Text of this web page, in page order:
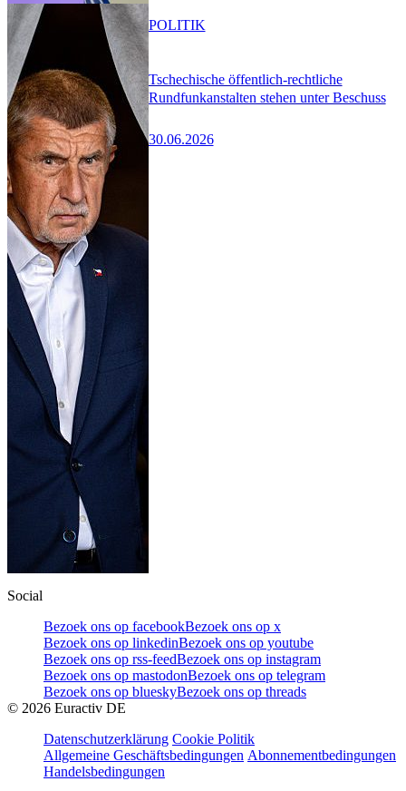
Tschechische öffentlich-rechtliche
Rundfunkanstalten stehen unter Beschuss
30.06.2026
POLITIK
Social
Bezoek ons op facebookBezoek ons op x
Bezoek ons op linkedinBezoek ons op youtube
Bezoek ons op rss-feedBezoek ons op instagram
Bezoek ons op mastodonBezoek ons op telegram
Bezoek ons op blueskyBezoek ons op threads
© 2026 Euractiv DE
Datenschutzerklärung Cookie Politik
Allgemeine Geschäftsbedingungen Abonnementbedingungen
Handelsbedingungen